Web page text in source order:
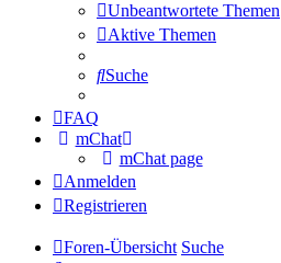
Unbeantwortete Themen
Aktive Themen
Suche
FAQ
mChat
mChat page
Anmelden
Registrieren
Foren-Übersicht Suche